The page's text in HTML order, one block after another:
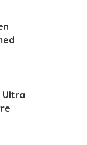
Ultra